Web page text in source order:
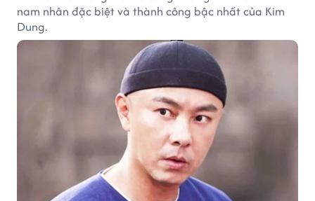
nam nhân đặc biệt và thành công bậc nhất của Kim
Dung.